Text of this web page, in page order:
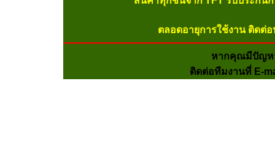
ตลอดอายุการใช้งาน ติดต่
หากคุณมีปัญห
ติดต่อทีมงานที่ E-